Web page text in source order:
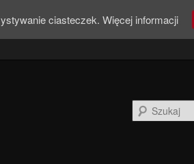
ciasteczek. Więcej informacji